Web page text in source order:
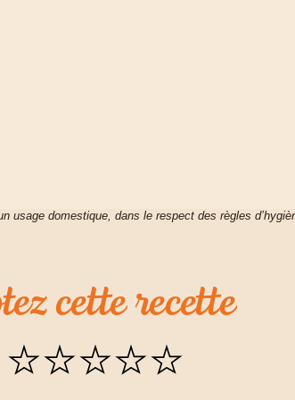
usage domestique, dans le respect des règles
cetterecette